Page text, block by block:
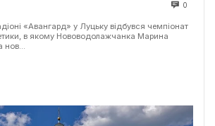
0
«Авангард» у Луцьку відбувся чемпіонат
в якому Нововодолажчанка Марина
нов...